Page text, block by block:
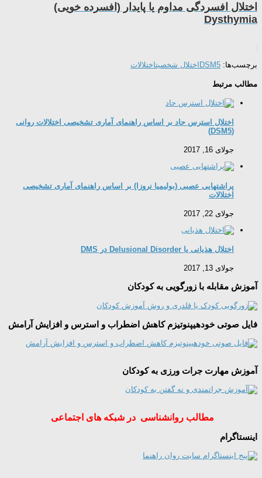
اختلال افسردگی مداوم یا پایدار (افسرده خویی)
Dysthymia
برچسب‌ها: DSM5 اختلال شخصیتاختلالات
مطالب مرتبط
اختلال استرس حاد بر اساس راهنمای آماری تشخیصی اختلالات روانی
(DSM5)
جولای 16, 2017
پراشتهایی عصبی (بولیمیا نروزا) بر اساس راهنمای آماری تشخیصی
اختلالات
جولای 22, 2017
اختلال هذیانی یا Delusional Disorder در DMS
جولای 13, 2017
آموزش مقابله با زورگویی به کودکان
فایل صوتی خودهیپنوتیزم کاهش اضطراب و استرس و افزایش آرامش
آموزش مهارت جرات ورزی به کودکان
مطالب روانشناسی در شبکه های اجتماعی
اینستاگرام